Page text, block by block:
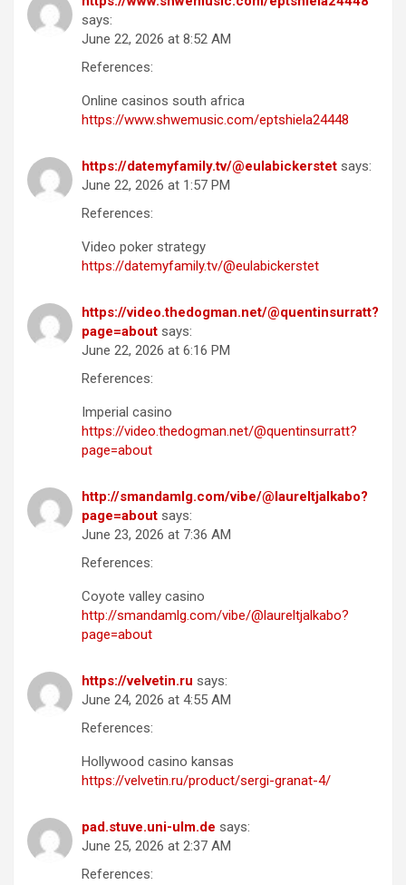
says:
June 22, 2026 at 8:52 AM
References:
Online casinos south africa
https://www.shwemusic.com/eptshiela24448
https://datemyfamily.tv/@eulabickerstet says:
June 22, 2026 at 1:57 PM
References:
Video poker strategy
https://datemyfamily.tv/@eulabickerstet
https://video.thedogman.net/@quentinsurratt?
page=about says:
June 22, 2026 at 6:16 PM
References:
Imperial casino
https://video.thedogman.net/@quentinsurratt?
page=about
http://smandamlg.com/vibe/@laureltjalkabo?
page=about says:
June 23, 2026 at 7:36 AM
References:
Coyote valley casino
http://smandamlg.com/vibe/@laureltjalkabo?
page=about
https://velvetin.ru says:
June 24, 2026 at 4:55 AM
References:
Hollywood casino kansas
https://velvetin.ru/product/sergi-granat-4/
pad.stuve.uni-ulm.de says:
June 25, 2026 at 2:37 AM
References: